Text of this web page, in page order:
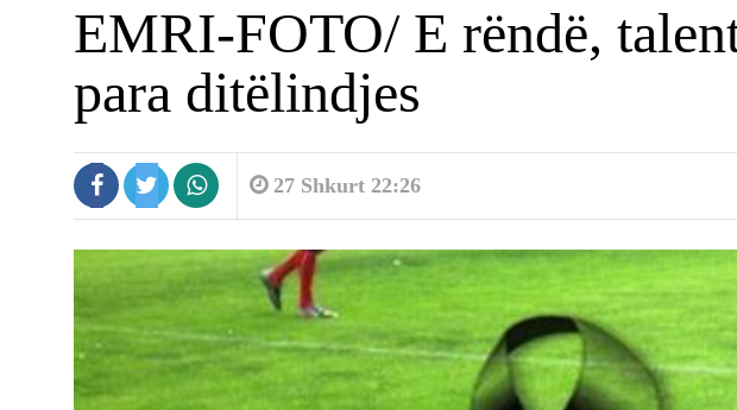
EMRI-FOTO/ E rëndë,
para ditëlindjes
27 Shkurt 22:26